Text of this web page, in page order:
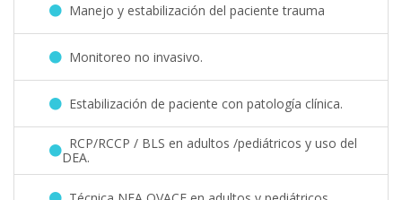
Manejo y estabilización del paciente trauma
Monitoreo no invasivo.
Estabilización de paciente con patología clínica.
RCP/RCCP / BLS en adultos /pediátricos y uso del
DEA.